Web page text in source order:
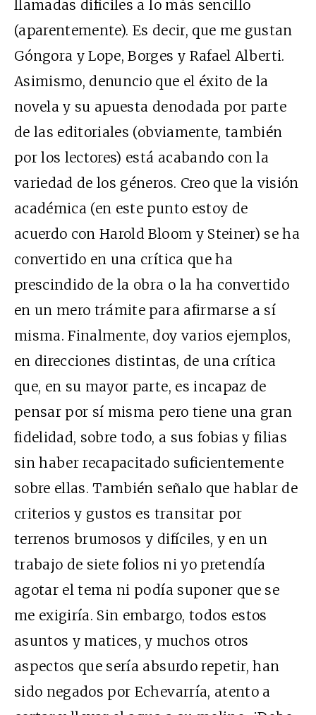
llamadas difíciles a lo más sencillo
(aparentemente). Es decir, que me gustan
Góngora y Lope, Borges y Rafael Alberti.
Asimismo, denuncio que el éxito de la
novela y su apuesta denodada por parte
de las editoriales (obviamente, también
por los lectores) está acabando con la
variedad de los géneros. Creo que la visión
académica (en este punto estoy de
acuerdo con Harold Bloom y Steiner) se ha
convertido en una crítica que ha
prescindido de la obra o la ha convertido
en un mero trámite para afirmarse a sí
misma. Finalmente, doy varios ejemplos,
en direcciones distintas, de una crítica
que, en su mayor parte, es incapaz de
pensar por sí misma pero tiene una gran
fidelidad, sobre todo, a sus fobias y filias
sin haber recapacitado suficientemente
sobre ellas. También señalo que hablar de
criterios y gustos es transitar por
terrenos brumosos y difíciles, y en un
trabajo de siete folios ni yo pretendía
agotar el tema ni podía suponer que se
me exigiría. Sin embargo, todos estos
asuntos y matices, y muchos otros
aspectos que sería absurdo repetir, han
sido negados por Echevarría, atento a